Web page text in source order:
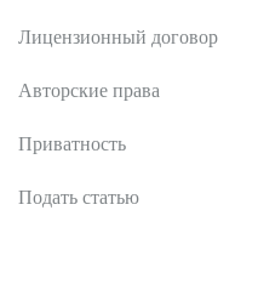
Лицензионный договор
Авторские права
Приватность
Подать статью